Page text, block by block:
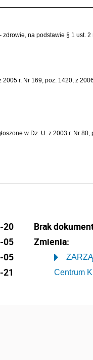
na podstawie § 1 ust.
r. Nr 169, poz. 1420, z
w Dz. U. z 2003 r. Nr
20
05
05
Brak
Zmienia:
Centrum